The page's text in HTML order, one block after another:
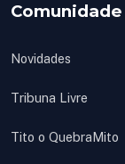
Comunidade
Novidades
Tribuna Livre
Tito o QuebraMito